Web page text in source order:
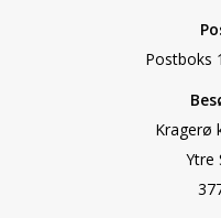
Postboks
Kragerø
Ytre